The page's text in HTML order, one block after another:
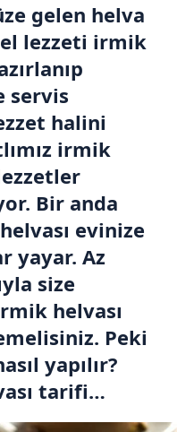
gelen helva
lezzeti irmik
servis
halini
irmik
Bir anda
evinize
yayar. Az
size
helvası
Peki
yapılır?
tarifi…